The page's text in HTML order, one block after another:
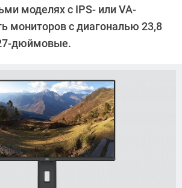
моделях с IPS- или VA-
мониторов с диагональю 23,8
дюймовые.